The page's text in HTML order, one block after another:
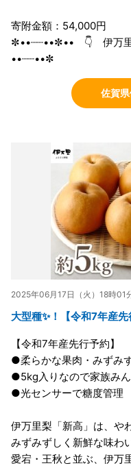
寄附金額：54,000円
✼••┈┈••✼•• 👇 伊万
••┈┈••✼
佐賀
2025年06月17日（火）18時01
大型種✨！【令和7年産
【令和7年産先行予約】
●柔らかな果肉・みずみ
●5kg入りなので家族み
●光センサーで糖度管理
伊万里梨「新高」は、や
みずみずしく新鮮な味わ
愛宕・王秋と並ぶ、伊万